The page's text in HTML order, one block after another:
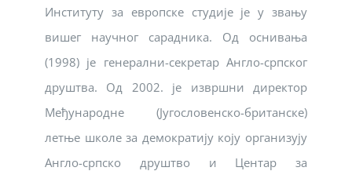
Институту за европске студије је у звању
вишег научног сарадника. Од оснивања
(1998) је генерални-секретар Англо-српског
друштва. Од 2002. је извршни директор
Међународне (Југословенско-британске)
летње школе за демократију коју организују
Англо-српско друштво и Центар за